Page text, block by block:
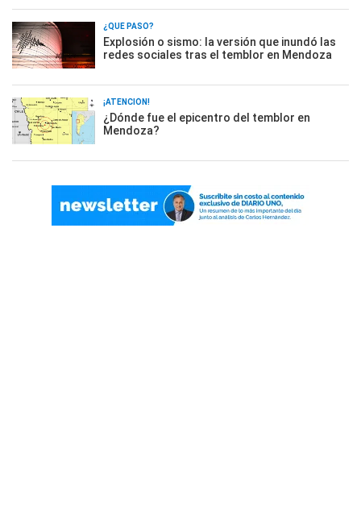
¿QUÉ PASÓ?
Explosión o sismo: la versión que inundó las
redes sociales tras el temblor en Mendoza
¡ATENCIÓN!
¿Dónde fue el epicentro del temblor en
Mendoza?